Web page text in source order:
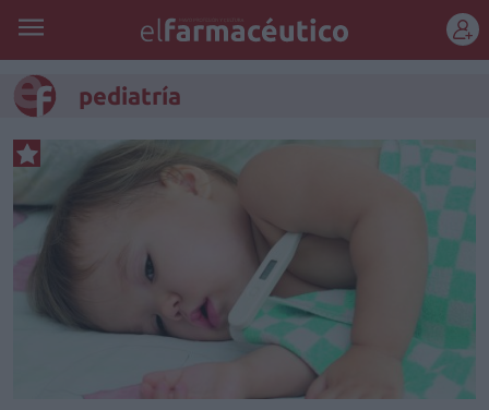
pediatría